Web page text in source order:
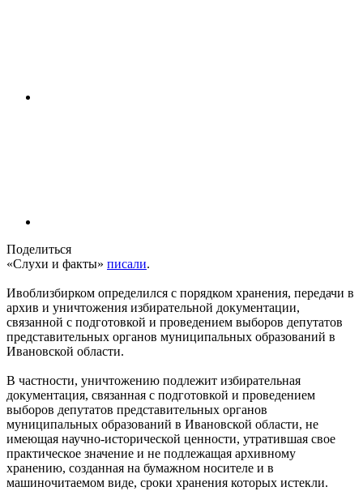
Поделиться
«Слухи и факты» писали.
Ивоблизбирком определился с порядком хранения, передачи в
архив и уничтожения избирательной документации,
связанной с подготовкой и проведением выборов депутатов
представительных органов муниципальных образований в
Ивановской области.
В частности, уничтожению подлежит избирательная
документация, связанная с подготовкой и проведением
выборов депутатов представительных органов
муниципальных образований в Ивановской области, не
имеющая научно-исторической ценности, утратившая свое
практическое значение и не подлежащая архивному
хранению, созданная на бумажном носителе и в
машиночитаемом виде, сроки хранения которых истекли.